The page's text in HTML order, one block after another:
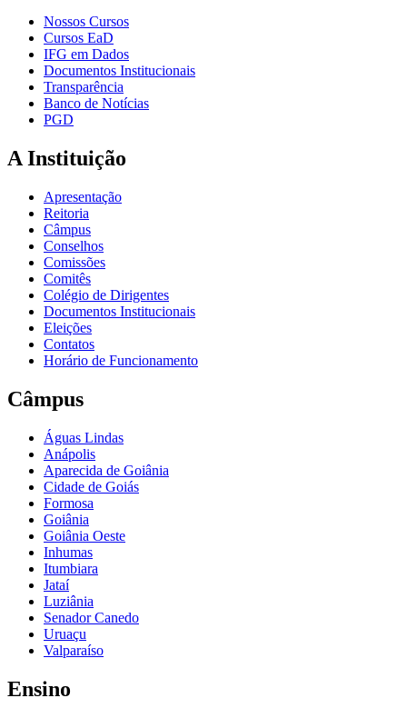
Nossos Cursos
Cursos EaD
IFG em Dados
Documentos Institucionais
Transparência
Banco de Notícias
PGD
A Instituição
Apresentação
Reitoria
Câmpus
Conselhos
Comissões
Comitês
Colégio de Dirigentes
Documentos Institucionais
Eleições
Contatos
Horário de Funcionamento
Câmpus
Águas Lindas
Anápolis
Aparecida de Goiânia
Cidade de Goiás
Formosa
Goiânia
Goiânia Oeste
Inhumas
Itumbiara
Jataí
Luziânia
Senador Canedo
Uruaçu
Valparaíso
Ensino